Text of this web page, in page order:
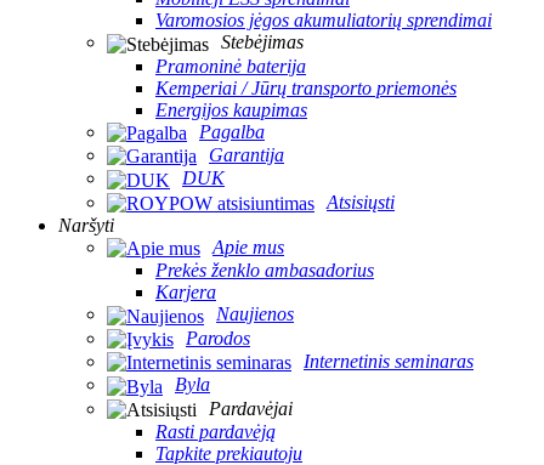
Varomosios jėgos akumuliatorių sprendimai
Stebėjimas
Pramoninė baterija
Kemperiai / Jūrų transporto priemonės
Energijos kaupimas
Pagalba
Garantija
DUK
Atsisiųsti
Naršyti
Apie mus
Prekės ženklo ambasadorius
Karjera
Naujienos
Parodos
Internetinis seminaras
Byla
Pardavėjai
Rasti pardavėją
Tapkite prekiautoju